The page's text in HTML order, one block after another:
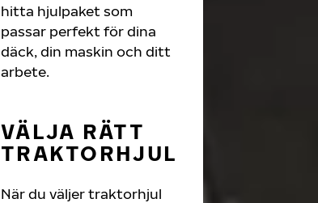
hitta hjulpaket som
passar perfekt för dina
däck, din maskin och ditt
arbete.
VÄLJA RÄTT
TRAKTORHJUL
När du väljer traktorhjul